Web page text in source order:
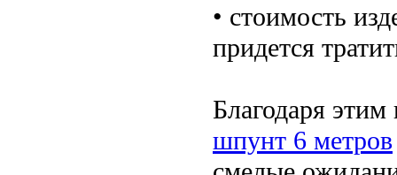
• стоимость
придется
Благодаря
шпунт 6 метров